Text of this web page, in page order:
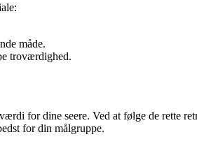
måde.
troværdighed.
for dine seere. Ved at følge de rette
for din målgruppe.